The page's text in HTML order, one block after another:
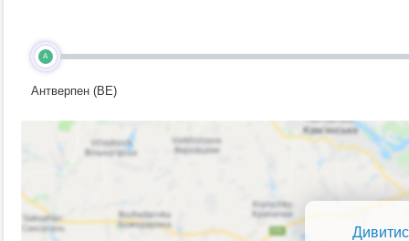
A
Антверпен (BE)